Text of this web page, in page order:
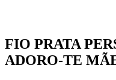
FIO PRATA
ADORO-TE